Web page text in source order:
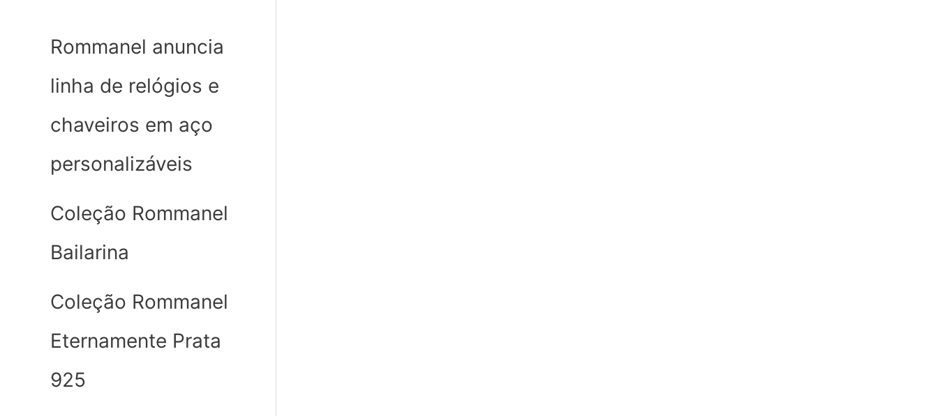
Rommanel anuncia
linha de relógios e
chaveiros em aço
personalizáveis
Coleção Rommanel
Bailarina
Coleção Rommanel
Eternamente Prata
925